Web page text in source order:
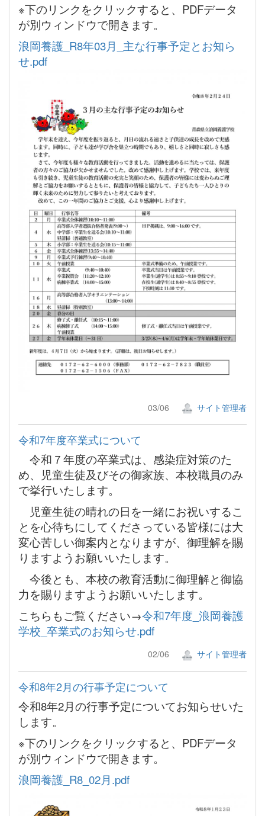
※下のリンクをクリックすると、PDFデータ
が別ウィンドウで開きます。
浪岡養護_R8年03月_主な行事予定とお知ら
せ.pdf
03/06 サイト管理者
令和7年度卒業式について
令和７年度の卒業式は、感染症対策のた
め、児童生徒及びその御家族、本校職員のみ
で挙行いたします。
児童生徒の晴れの日を一緒にお祝いするこ
とを心待ちにしてくださっている皆様には大
変心苦しい御案内となりますが、御理解を賜
りますようお願いいたします。
今後とも、本校の教育活動に御理解と御協
力を賜りますようお願いいたします。
こちらもご覧ください→令和7年度_浪岡養護
学校_卒業式のお知らせ.pdf
02/06 サイト管理者
令和8年2月の行事予定について
令和8年2月の行事予定についてお知らせいた
します。
※下のリンクをクリックすると、PDFデータ
が別ウィンドウで開きます。
浪岡養護_R8_02月.pdf